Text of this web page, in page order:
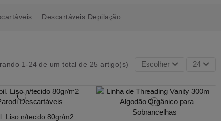
Descartáveis Depilação
1-24 de um total de 25 artigo(s) Escolher 24
Liso n/tecido 80gr/m2